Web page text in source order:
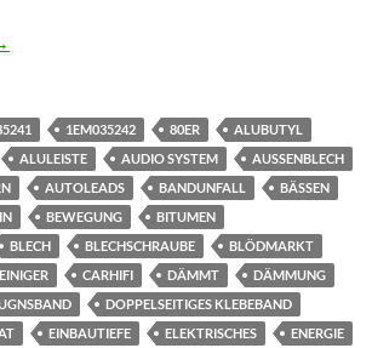
beim Golf 3 Cabrio mit
1EM035242 80ER
ALUBUTYL
ALULEISTE AUDIO SYSTEM
AUSSENBLECH
AUTOLEADS BANDUNFALL
BÄSSEN
BEWEGUNG
BITUMEN
BLECH BLECHSCHRAUBE
BLÖDMARKT
CARHIFI DÄMMT
DÄMMUNG
DOPPELSEITIGES KLEBEBAND
EINBAUTIEFE ELEKTRISCHES
ENERGIE